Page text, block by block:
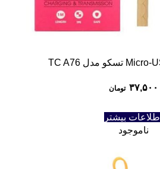
۳۷,۵۰۰ تومان
اطلاعات بیشتر
ناموجود